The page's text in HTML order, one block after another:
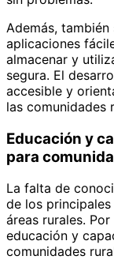
Además,
aplicaciones
almacenar y
segura. El
accesible y
las comunidades
Educación y
para
La falta de
de los
áreas rurales.
educación y
comunidades